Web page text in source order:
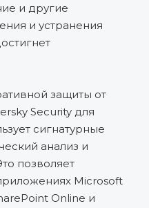
и другие
и устранения
защиты от
Security для
сигнатурные
анализ и
позволяет
Microsoft
Online и